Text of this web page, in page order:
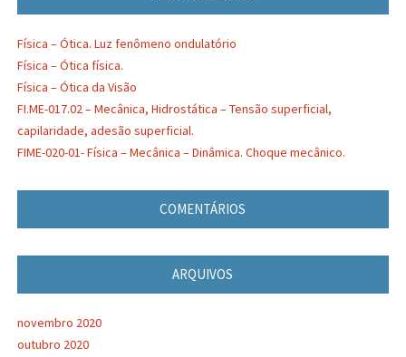
Física – Ótica. Luz fenômeno ondulatório
Física – Ótica física.
Física – Ótica da Visão
FI.ME-017.02 – Mecânica, Hidrostática – Tensão superficial,
capilaridade, adesão superficial.
FIME-020-01- Física – Mecânica – Dinâmica. Choque mecânico.
COMENTÁRIOS
ARQUIVOS
novembro 2020
outubro 2020